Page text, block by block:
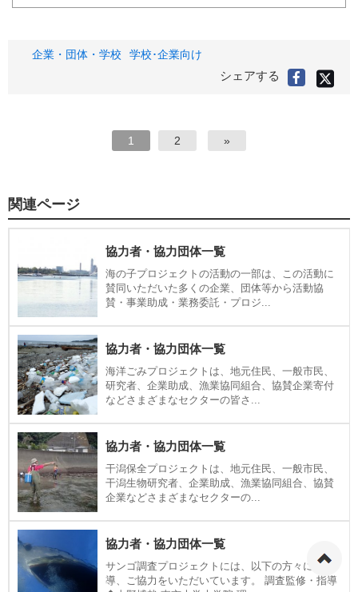
タ企業・団体・学校 学校･企業向け
シェアする
Facebook
で
X(旧
で
1 2 »
関連ページ
協力者・協力団体一覧
海の子プロジェクトの活動の一部は、この活動に
賛同いただいた多くの企業、団体等から活動協
賛・事業助成・業務委託・プロジ...
協力者・協力団体一覧
海洋ごみプロジェクトは、地元住民、一般市民、
研究者、企業助成、漁業協同組合、協賛企業寄付
などさまざまなセクターの皆さ...
協力者・協力団体一覧
干潟保全プロジェクトは、地元住民、一般市民、
干潟生物研究者、企業助成、漁業協同組合、協賛
企業などさまざまなセクターの...
協力者・協力団体一覧
サンゴ調査プロジェクトには、以下の方々にご指
導、ご協力をいただいています。 調査監修・指導